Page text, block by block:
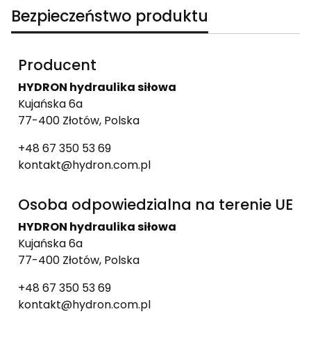
Bezpieczeństwo produktu
Producent
HYDRON hydraulika siłowa
Kujańska 6a
77-400 Złotów, Polska
+48 67 350 53 69
kontakt@hydron.com.pl
Osoba odpowiedzialna na terenie UE
HYDRON hydraulika siłowa
Kujańska 6a
77-400 Złotów, Polska
+48 67 350 53 69
kontakt@hydron.com.pl